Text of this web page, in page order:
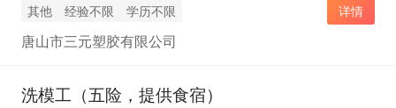
其他 经验不限 学历不限 详情
唐山市三元塑胶有限公司
洗模工（五险，提供食宿）